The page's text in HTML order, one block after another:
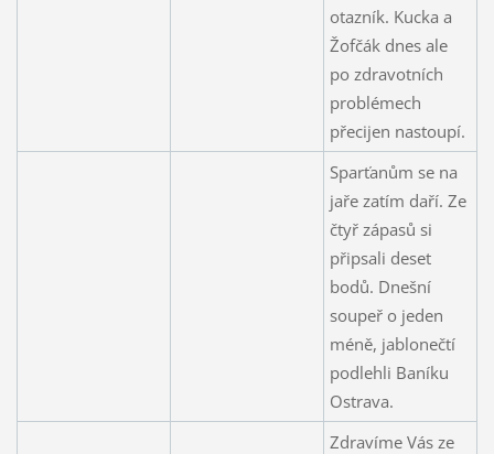
otazník. Kucka a
Žofčák dnes ale
po zdravotních
problémech
přecijen nastoupí.
Sparťanům se na
jaře zatím daří. Ze
čtyř zápasů si
připsali deset
bodů. Dnešní
soupeř o jeden
méně, jablonečtí
podlehli Baníku
Ostrava.
Zdravíme Vás ze